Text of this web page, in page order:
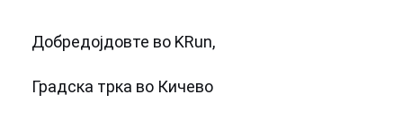
Добредојдовте во KRun,
Градска трка во Кичево